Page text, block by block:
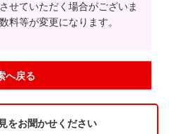
せていただく場合がございま
料等が変更になります。
へ戻る
をお聞かせください